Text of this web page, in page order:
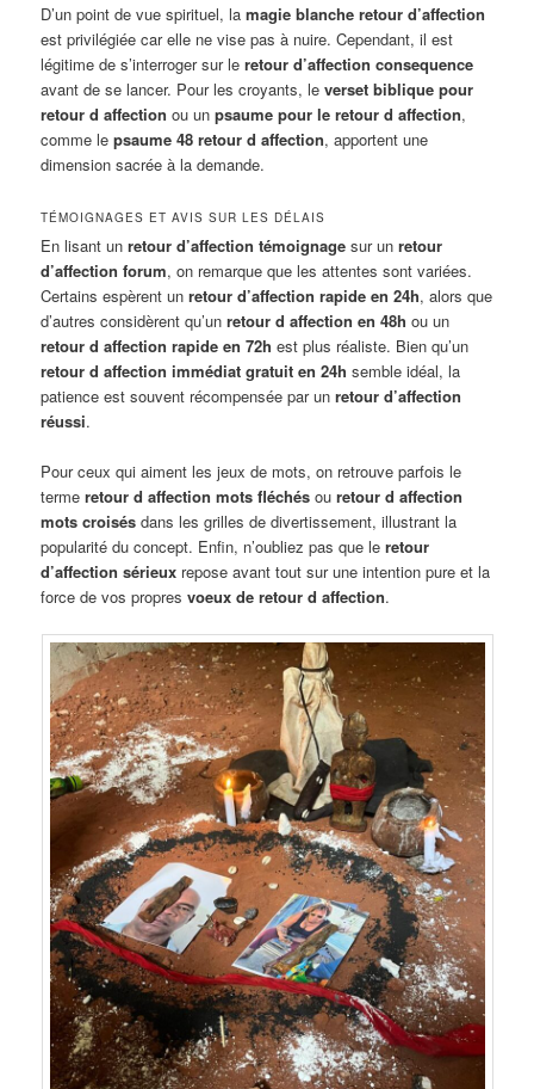
D’un point de vue spirituel, lamagie blanche retour d’affection
est privilégiée car elle ne vise pas à nuire. Cependant, il est
légitime de s’interroger sur leretour d’affection consequence
avant de se lancer. Pour les croyants, leverset biblique pour
retour d affection ou unpsaume pour le retour d affection,
comme lepsaume 48 retour d affection, apportent une
dimension sacrée à la demande.
TÉMOIGNAGES ET AVIS SUR LES DÉLAIS
En lisant unretour d’affection témoignage sur unretour
d’affection forum, on remarque que les attentes sont variées.
Certains espèrent unretour d’affection rapide en 24h, alors que
d’autres considèrent qu’unretour d affection en 48h ou un
retour d affection rapide en 72h est plus réaliste. Bien qu’un
retour d affection immédiat gratuit en 24h semble idéal, la
patience est souvent récompensée par unretour d’affection
réussi.
Pour ceux qui aiment les jeux de mots, on retrouve parfois le
termeretour d affection mots fléchés ouretour d affection
mots croisés dans les grilles de divertissement, illustrant la
popularité du concept. Enfin, n’oubliez pas que leretour
d’affection sérieux repose avant tout sur une intention pure et la
force de vos propresvoeux de retour d affection.